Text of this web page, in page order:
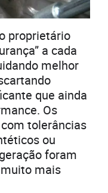
proprietário
a cada
melhor
que ainda
Os
tolerâncias
ou
foram
mais